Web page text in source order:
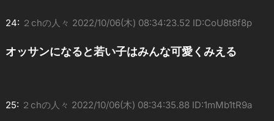
24: ２chの人々 2022/10/06(木) 08:34:23.52 ID:CoU8t8f8p
オッサンになると若い子はみんな可愛くみえる
25: ２chの人々 2022/10/06(木) 08:34:35.88 ID:1mMb1tR9a